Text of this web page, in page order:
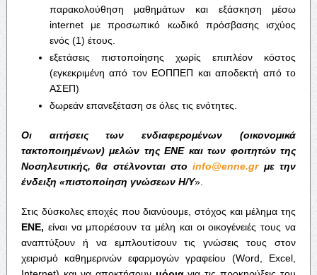
παρακολούθηση μαθημάτων και εξάσκηση μέσω
internet με προσωπικό κωδικό πρόσβασης ισχύος
ενός (1) έτους.
εξετάσεις πιστοποίησης χωρίς επιπλέον κόστος
(εγκεκριμένη από τον ΕΟΠΠΕΠ και αποδεκτή από το
ΑΣΕΠ)
δωρεάν επανεξέταση σε όλες τις ενότητες.
Οι αιτήσεις των ενδιαφερομένων (οικονομικά
τακτοποιημένων) μελών της ΕΝΕ και των φοιτητών της
Νοσηλευτικής, θα στέλνονται στοinfo@enne.grμε την
ένδειξη «πιστοποίηση γνώσεων Η/Υ».
Στις δύσκολες εποχές που διανύουμε, στόχος και μέλημα της
ΕΝΕ, είναι να μπορέσουν τα μέλη και οι οικογένειές τους να
αναπτύξουν ή να εμπλουτίσουν τις γνώσεις τους στον
χειρισμό καθημερινών εφαρμογών γραφείου (Word, Excel,